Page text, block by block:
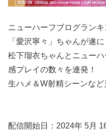
ニューハーフブログラン
「愛沢寧々」ちゃんが遂
松下瑠衣ちゃんとニュー
感プレイの数々を連発！
生ハメ＆W射精シーンなど
配信開始日：2024年 5月